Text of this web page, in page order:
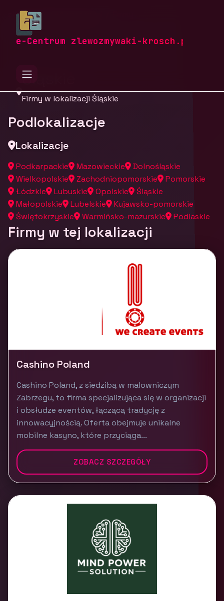
e-Centrum zlewozmywaki-krosch.pl
zlewozmywaki-krosch.pl
Firmy z województwa
Śląskie
Firmy w lokalizacji Śląskie
Podlokalizacje
Lokalizacje
Podkarpackie Mazowieckie
Dolnośląskie
Wielkopolskie
Zachodniopomorskie
Pomorskie
Łódzkie
Lubuskie Opolskie
Śląskie
Małopolskie
Lubelskie
Kujawsko-pomorskie
Świętokrzyskie
Warmińsko-mazurskie Podlaskie
Firmy w tej lokalizacji
Cashino Poland
Cashino Poland, z siedzibą w malowniczym
Zabrzegu, to firma specjalizująca się w organizacji
i obsłudze eventów, łączącą tradycję z
innowacyjnością. Oferta obejmuje unikalne
mobilne kasyno, które przyciąga...
ZOBACZ SZCZEGÓŁY